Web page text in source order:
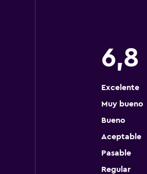
6,8
Excelente
Muy bueno
Bueno
Aceptable
Pasable
Regular